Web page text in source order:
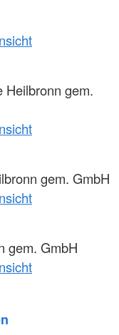
Heilbronn gem.
gem. GmbH
gem. GmbH